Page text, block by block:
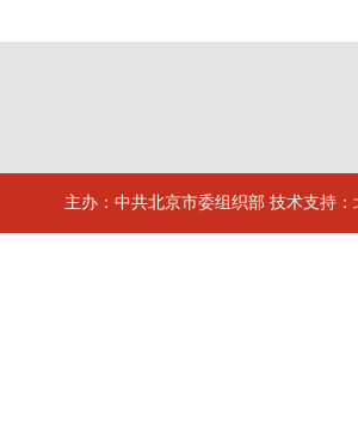
主办：中共北京市委组织部 技术支持